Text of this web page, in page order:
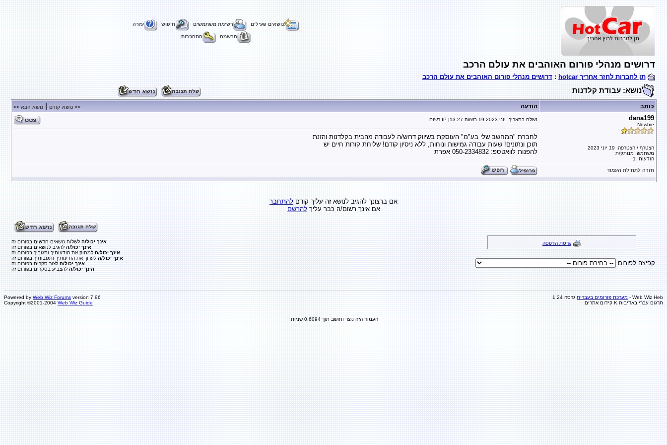
נושאים פעילים רשימת משתמשים חיפוש עזרה
הרשמה התחברות
דרושים מנהלי פורום האוהבים את עולם הרכב
תן לחברות לחזר אחריך hotcar :דרושים מנהלי פורום האוהבים את עולם הרכב
נושא: עבודת קלדנות
כותב הודעה << נושא קודם |נושא הבא >>
dana199
Newbie
הצטרף / הצטרפה: 19 יוני 2023
משתמש: מנותק/ת
הודעות: 1
נשלח בתאריך: 19 יוני 2023 בשעה 13:27| IP רשוּם
לחברת "המחשב שלי בע"מ" העוסקת בשיווק דרוש/ה לעבודה מהבית בקלדנות והזנת
תוכן ונתונים! שעות עבודה גמישות ונוחות, ללא ניסיון קודם! שליחת קורות חיים יש
להפנות לוואטספ: 050-2334832 אפרת
חזרה לתחילת העמוד
אם ברצונך להגיב לנושא זה עליך קודם להתחבר
אם אינך רשום/ה כבר עליךלהרשם
גרסת הדפסה
קפיצה לפורום
אינך יכול/ה לשלוח נושאים חדשים בפורום זה
אינך יכול/ה להגיב לנושאים בפורום זה
אינך יכול/ה למחוק את הודעותיך ותגוביך בפורום זה
אינך יכול/ה לערוך את הודעותיך ותגובותיך בפורום זה
אינך יכול/ה לצור סקרים בפורום זה
הינך יכול/ה להצביע בסקרים בפורום זה
Web Wiz Heb - מערכת פורומים בעברית גרסה 1.24
תרגום עברי באדיבות K
קידום אתרים
Powered by Web Wiz Forums version 7.96
Copyright ©2001-2004 Web Wiz Guide
העמוד הזה נוצר וחושב תוך 0.6094 שניות.